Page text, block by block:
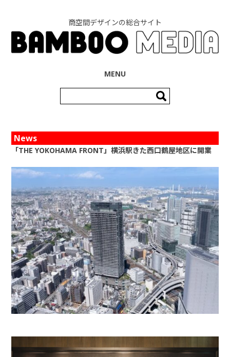
商空間デザインの総合サイト
MENU
索:
News
「THE YOKOHAMA FRONT」横浜駅きた西口鶴屋地区に開業